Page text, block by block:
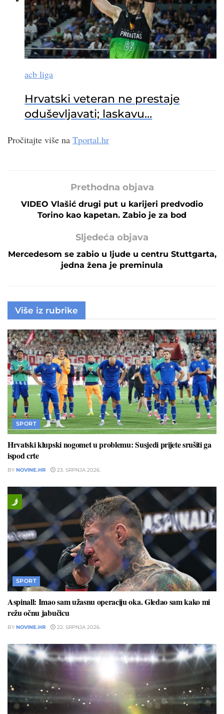
acb liga
Hrvatski veteran ne prestaje
oduševljavati; laskavu…
Pročitajte više na Tportal.hr
Prethodna objava
VIDEO Vlašić drugi put u karijeri predvodio
Torino kao kapetan. Zabio je za bod
Sljedeća objava
Mercedesom se zabio u ljude u centru Stuttgarta,
jedna žena je preminula
Više iz rubrike
SPORT
Hrvatski klupski nogomet u problemu: Susjedi prijete srušiti ga
ispod crte
BY NOVINE.HR 23. SRPNJA 2026.
SPORT
Aspinall: Imao sam užasnu operaciju oka. Gledao sam kako mi
režu očnu jabučicu
BY NOVINE.HR 22. SRPNJA 2026.